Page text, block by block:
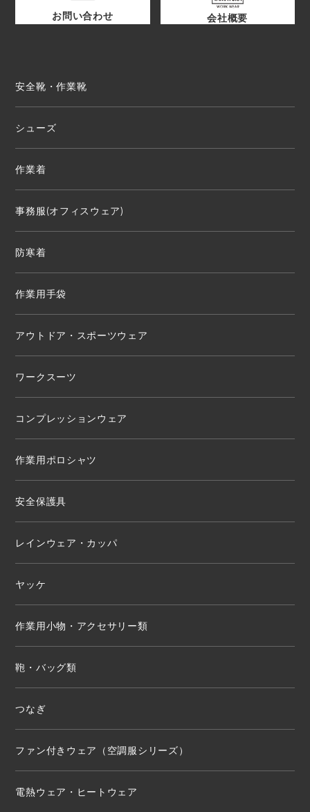
お問い合わせ 会社概要
安全靴・作業靴
シューズ
作業着
事務服(オフィスウェア)
防寒着
作業用手袋
アウトドア・スポーツウェア
ワークスーツ
コンプレッションウェア
作業用ポロシャツ
安全保護具
レインウェア・カッパ
ヤッケ
作業用小物・アクセサリー類
鞄・バッグ類
つなぎ
ファン付きウェア（空調服シリーズ）
電熱ウェア・ヒートウェア